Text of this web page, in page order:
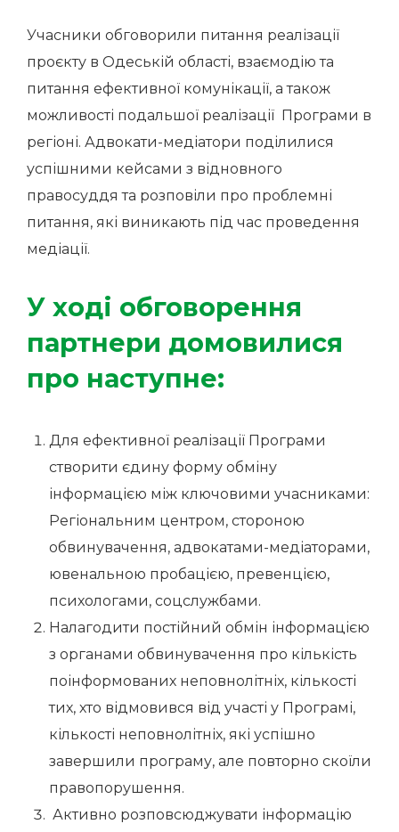
Учасники обговорили питання реалізації
проєкту в Одеській області, взаємодію та
питання ефективної комунікації, а також
можливості подальшої реалізації Програми в
регіоні. Адвокати-медіатори поділилися
успішними кейсами з відновного
правосуддя та розповіли про проблемні
питання, які виникають під час проведення
медіації.
У ході обговорення
партнери домовилися
про наступне:
Для ефективної реалізації Програми
створити єдину форму обміну
інформацією між ключовими учасниками:
Регіональним центром, стороною
обвинувачення, адвокатами-медіаторами,
ювенальною пробацією, превенцією,
психологами, соцслужбами.
Налагодити постійний обмін інформацією
з органами обвинувачення про кількість
поінформованих неповнолітніх, кількості
тих, хто відмовився від участі у Програмі,
кількості неповнолітніх, які успішно
завершили програму, але повторно скоїли
правопорушення.
Активно розповсюджувати інформацію